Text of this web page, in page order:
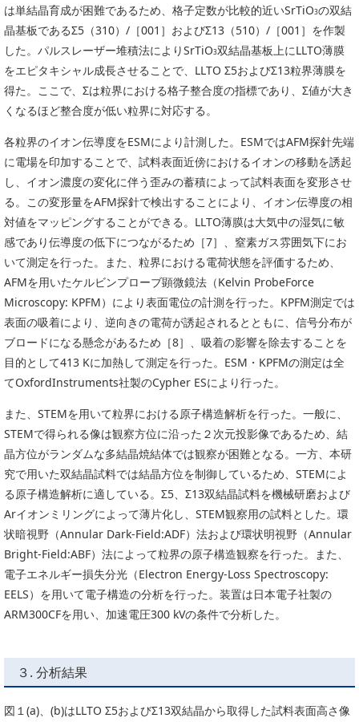
は単結晶育成が困難であるため、格子定数が比較的近いSrTiO3の双結
晶基板であるΣ5（310）/［001］およびΣ13（510）/［001］を作製
した。パルスレーザー堆積法によりSrTiO3双結晶基板上にLLTO薄膜
をエピタキシャル成長させることで、LLTO Σ5およびΣ13粒界薄膜を
得た。ここで、Σは粒界における格子整合度の指標であり、Σ値が大き
くなるほど整合度が低い粒界に対応する。
各粒界のイオン伝導度をESMにより計測した。ESMではAFM探針先端
に電場を印加することで、試料表面近傍におけるイオンの移動を誘起
し、イオン濃度の変化に伴う歪みの蓄積によって試料表面を変形させ
る。この変形量をAFM探針で検出することにより、イオン伝導度の相
対値をマッピングすることができる。LLTO薄膜は大気中の湿気に敏
感であり伝導度の低下につながるため［7］、窒素ガス雰囲気下にお
いて測定を行った。また、粒界における電荷状態を評価するため、
AFMを用いたケルビンプローブ顕微鏡法（Kelvin ProbeForce
Microscopy: KPFM）により表面電位の計測を行った。KPFM測定では
表面の吸着により、逆向きの電荷が誘起されるとともに、信号分布が
ブロードになる懸念があるため［8］、吸着の影響を除去することを
目的として413 Kに加熱して測定を行った。ESM・KPFMの測定は全
てOxfordInstruments社製のCypher ESにより行った。
また、STEMを用いて粒界における原子構造解析を行った。一般に、
STEMで得られる像は観察方位に沿った２次元投影像であるため、結
晶方位がランダムな多結晶焼結体では観察が困難となる。一方、本研
究で用いた双結晶試料では結晶方位を制御しているため、STEMによ
る原子構造解析に適している。Σ5、Σ13双結晶試料を機械研磨および
Arイオンミリングによって薄片化し、STEM観察用の試料とした。環
状暗視野（Annular Dark-Field:ADF）法および環状明視野（Annular
Bright-Field:ABF）法によって粒界の原子構造観察を行った。また、
電子エネルギー損失分光（Electron Energy-Loss Spectroscopy:
EELS）を用いて電子構造の分析を行った。装置は日本電子社製の
ARM300CFを用い、加速電圧300 kVの条件で分析した。
３. 分析結果
図１(a)、(b)はLLTO Σ5およびΣ13双結晶から取得した試料表面高さ像